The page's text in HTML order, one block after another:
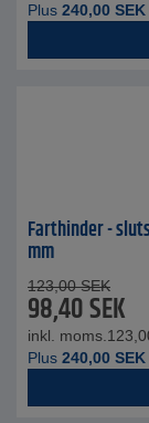
Plus 240,00 SEK
Farthinder -
mm
123,00 SEK
98,40SEK
inkl. moms.
Plus 240,00 SEK